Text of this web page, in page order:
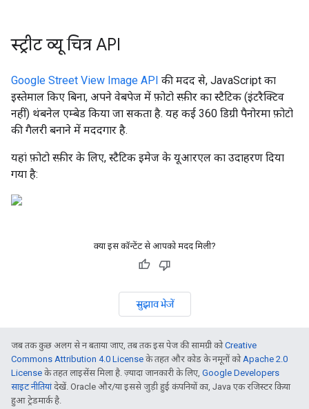
स्ट्रीट व्यू चित्र API
Google Street View Image API की मदद से, JavaScript का
इस्तेमाल किए बिना, अपने वेबपेज में फ़ोटो स्फ़ीर का स्टैटिक (इंटरैक्टिव
नहीं) थंबनेल एम्बेड किया जा सकता है. यह कई 360 डिग्री पैनोरमा फ़ोटो
की गैलरी बनाने में मददगार है.
यहां फ़ोटो स्फ़ीर के लिए, स्टैटिक इमेज के यूआरएल का उदाहरण दिया
गया है:
क्या इस कॉन्टेंट से आपको मदद मिली?
सुझाव भेजें
जब तक कुछ अलग से न बताया जाए, तब तक इस पेज की सामग्री कोCreative
Commons Attribution 4.0 License के तहत और कोड के नमूनों कोApache 2.0
License के तहत लाइसेंस मिला है. ज़्यादा जानकारी के लिए, Google Developers
साइट नीतियांदेखें. Oracle और/या इससे जुड़ी हुई कंपनियों का, Java एक रजिस्टर किया
हुआ ट्रेडमार्क है.